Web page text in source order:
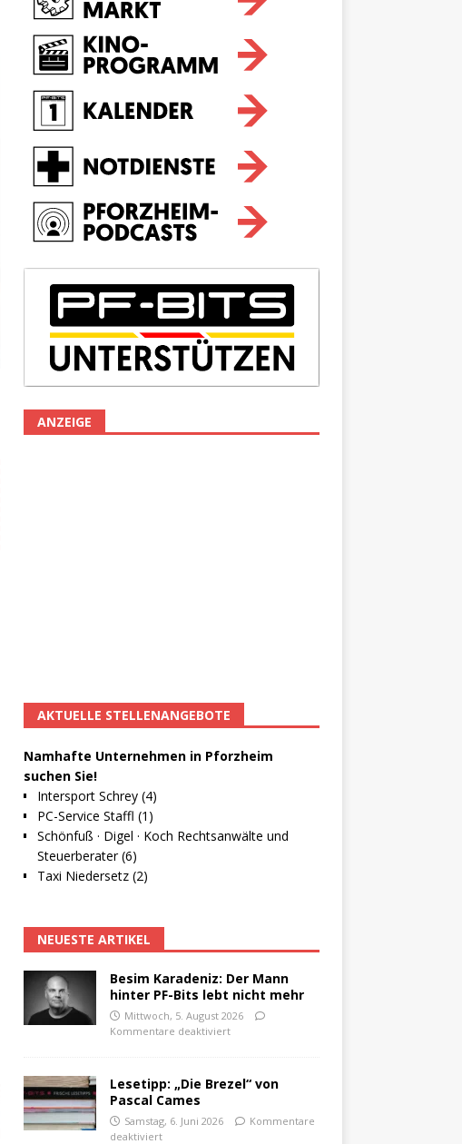
ANZEIGE
AKTUELLE STELLENANGEBOTE
Namhafte Unternehmen in Pforzheim
suchen Sie!
Intersport Schrey (4)
PC-Service Staffl (1)
Schönfuß · Digel · Koch Rechtsanwälte und
Steuerberater (6)
Taxi Niedersetz (2)
NEUESTE ARTIKEL
Besim Karadeniz: Der Mann
hinter PF-Bits lebt nicht mehr
Mittwoch, 5. August 2026
Kommentare deaktiviert
Lesetipp: „Die Brezel“ von
Pascal Cames
Samstag, 6. Juni 2026
Kommentare
deaktiviert